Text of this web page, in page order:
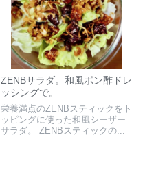
ZENBサラダ。和風ポン酢ドレ
ッシングで。
栄養満点のZENBスティックをト
ッピングに使った和風シーザー
サラダ。 ZENBスティックの...